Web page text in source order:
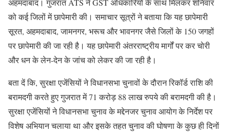
अहमदाबाद। गुजरात ATS ने GST अधिकारियों के साथ मिलकर शनिवार
को कई जिलों में छापेमारी की। समाचार सूत्रों ने बताया कि यह छापेमारी
सूरत, अहमदाबाद, जामनगर, भरूच और भावनगर जैसे जिलों के 150 जगहों
पर छापेमारी की जा रही है। यह छापेमारी अंतरराष्ट्रीय मार्गों पर कर चोरी
और धन के लेन-देन के जांच को लेकर की जा रही है।
बता दें कि, सुरक्षा एजेंसियों ने विधानसभा चुनावों के दौरान रिकॉर्ड राशि की
बरामदगी करते हुए गुजरात में 71 करोड़ 88 लाख रुपये की बरामदगी की है।
सुरक्षा एजेंसियों ने विधानसभा चुनाव के मद्देनजर चुनाव आयोग के निर्देश पर
विशेष अभियान चलाया था और इसके तहत चुनाव की घोषणा के कुछ ही दिनों